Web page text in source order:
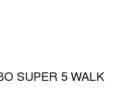
SUPER 5 WALK